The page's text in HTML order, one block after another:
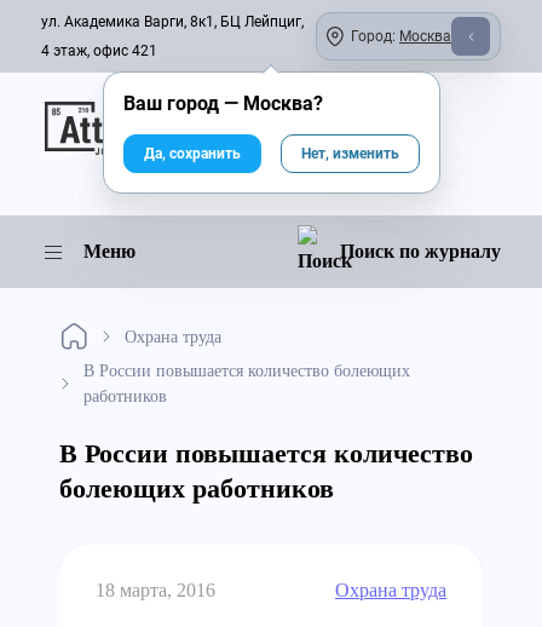
ул. Академика Варги, 8к1, БЦ Лейпциг,
4 этаж, офис 421
Город: Москва
Онлайн-журнал
Меню Поиск по журналу
Охрана труда
В России повышается количество болеющих
работников
В России повышается количество
болеющих работников
18 марта, 2016 Охрана труда
Ваш город — Москва?
Да, сохранить Нет, изменить